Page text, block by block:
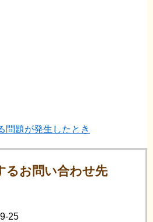
問題が発生したとき
るお問い合わせ先
25